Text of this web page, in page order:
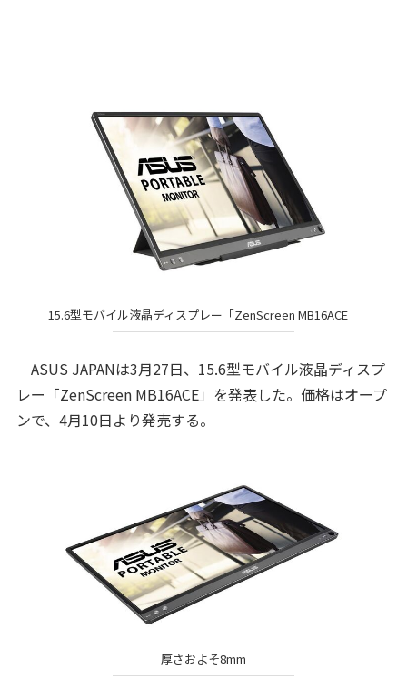
15.6型モバイル液晶ディスプレー「ZenScreen MB16ACE」
ASUS JAPANは3月27日、15.6型モバイル液晶ディスプ
レー「ZenScreen MB16ACE」を発表した。価格はオープ
ンで、4月10日より発売する。
厚さおよそ8mm